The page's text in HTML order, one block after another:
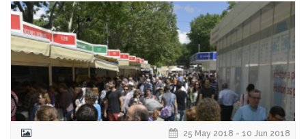
25 May 2018 - 10 Jun 2018